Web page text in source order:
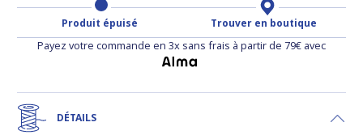
Produit épuisé Trouver en boutique
Payez votre commande en 3x sans frais à partir de 79€ avec
DÉTAILS